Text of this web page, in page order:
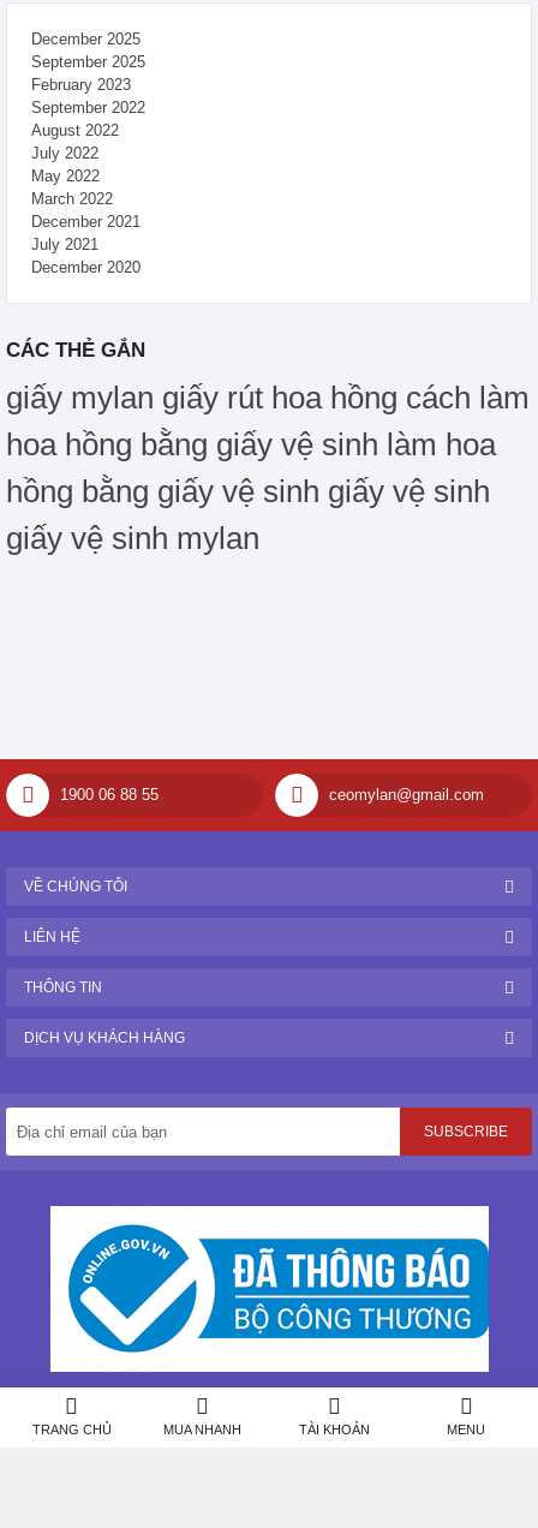
TRANG CHỦ MUA NHANH TÀI KHOẢN MENU
December 2025
September 2025
February 2023
September 2022
August 2022
July 2022
May 2022
March 2022
December 2021
July 2021
December 2020
CÁC THẺ GẮN
giấy mylan giấy rút hoa hồng cách làm
hoa hồng bằng giấy vệ sinh làm hoa
hồng bằng giấy vệ sinh giấy vệ sinh
giấy vệ sinh mylan
1900 06 88 55 ceomylan@gmail.com
VỀ CHÚNG TÔI
LIÊN HỆ
THÔNG TIN
DỊCH VỤ KHÁCH HÀNG
SUBSCRIBE
My Lan © 2021 My Lan Mart. All Rights Reserved.